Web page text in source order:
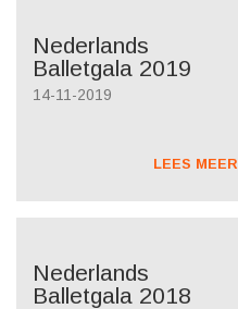
Nederlands
Balletgala 2019
14-11-2019
LEES MEER
Nederlands
Balletgala 2018